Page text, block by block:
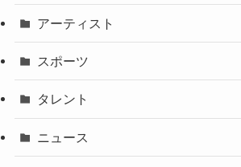
アーティスト
スポーツ
タレント
ニュース